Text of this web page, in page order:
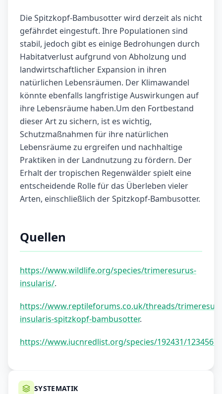
Die Spitzkopf-Bambusotter wird derzeit als nicht
gefährdet eingestuft. Ihre Populationen sind
stabil, jedoch gibt es einige Bedrohungen durch
Habitatverlust aufgrund von Abholzung und
landwirtschaftlicher Expansion in ihren
natürlichen Lebensräumen. Der Klimawandel
könnte ebenfalls langfristige Auswirkungen auf
ihre Lebensräume haben.Um den Fortbestand
dieser Art zu sichern, ist es wichtig,
Schutzmaßnahmen für ihre natürlichen
Lebensräume zu ergreifen und nachhaltige
Praktiken in der Landnutzung zu fördern. Der
Erhalt der tropischen Regenwälder spielt eine
entscheidende Rolle für das Überleben vieler
Arten, einschließlich der Spitzkopf-Bambusotter.
Quellen
https://www.wildlife.org/species/trimeresurus-
insularis/.
https://www.reptileforums.co.uk/threads/
insularis-spitzkopf-bambusotter.
https://www.iucnredlist.org/species/192431/
SYSTEMATIK